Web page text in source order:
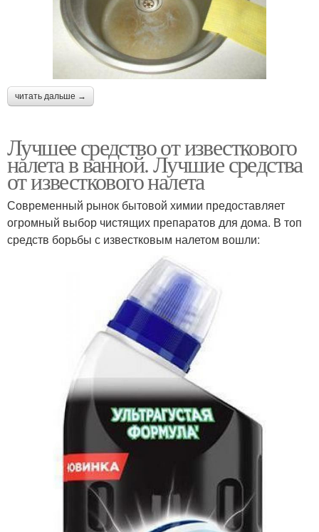
читать дальше →
Лучшее средство от известкового
налета в ванной. Лучшие средства
от известкового налета
Современный рынок бытовой химии предоставляет
огромный выбор чистящих препаратов для дома. В топ
средств борьбы с известковым налетом вошли: